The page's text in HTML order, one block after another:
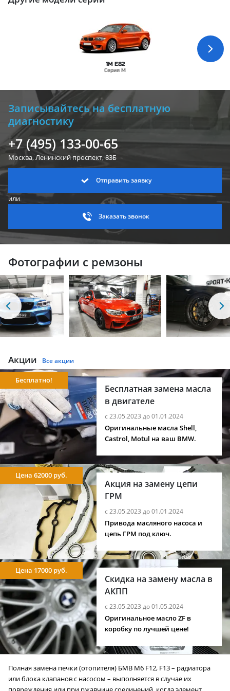
1M E82
Серия M
Записывайтесь на бесплатную
диагностику
+7 (495) 133-00-65
Москва, Ленинскийпроспект, 83Б
Отправить заявку
или
Заказать звонок
Фотографии с ремзоны
Акции Все акции
Бесплатная замена масла
в двигателе
с 23.05.2023 до 01.01.2024
Бесплатно!
Оригинальные масла Shell,
Castrol, Motul на ваш BMW.
Акция на замену цепи
ГРМ
с 23.05.2023 до 01.01.2024
Цена 62000 руб.
Привода масляного насоса и
цепь ГРМ под ключ.
Скидка на замену масла в
АКПП
с 23.05.2023 до 01.05.2024
Цена 17000 руб.
Оригинальное масло ZF в
коробку по лучшей цене!
Полная замена печки (отопителя) БМВ M6 F12, F13 – радиатора
или блока клапанов с насосом – выполняется в случае их